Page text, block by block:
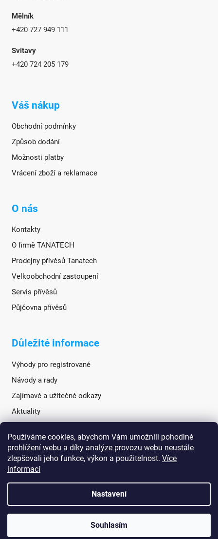
Používáme cookies, abychom Vám umožnili pohodlné
prohlížení webu a díky analýze provozu webu neustále
zlepšovali jeho funkce, výkon a použitelnost. Více
informací
Nastavení
Souhlasím
Mělník
+420 727 949 111
Svitavy
+420 724 205 179
Váš nákup
Obchodní podmínky
Způsob dodání
Možnosti platby
Vrácení zboží a reklamace
O nás
Kontakty
O firmě TANATECH
Prodejny přívěsů Tanatech
Velkoobchodní zastoupení
Servis přívěsů
Půjčovna přívěsů
Důležité informace
Výhody pro registrované
Návody a rady
Zajímavé a užitečné odkazy
Aktuality
Sociální sítě
Vytvořil Shoptet